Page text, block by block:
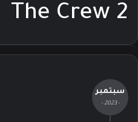
The Crew 2
سبتمبر
- 2023 -